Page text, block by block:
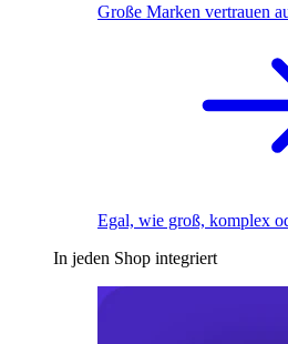
Große Marken vertrauen
Egal, wie groß, komplex
In jeden Shop integriert